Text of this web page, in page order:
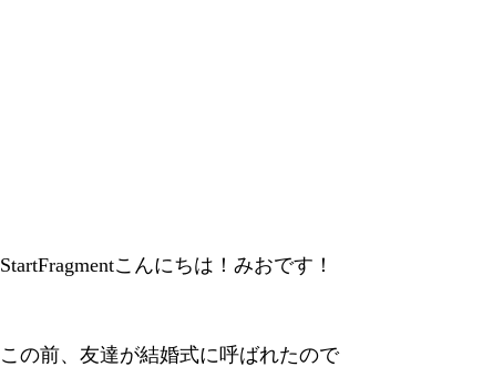
StartFragmentこんにちは！みおです！
この前、友達が結婚式に呼ばれたので